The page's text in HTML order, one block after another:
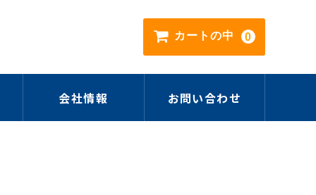
カートの中 0
会社情報 お問い合わせ